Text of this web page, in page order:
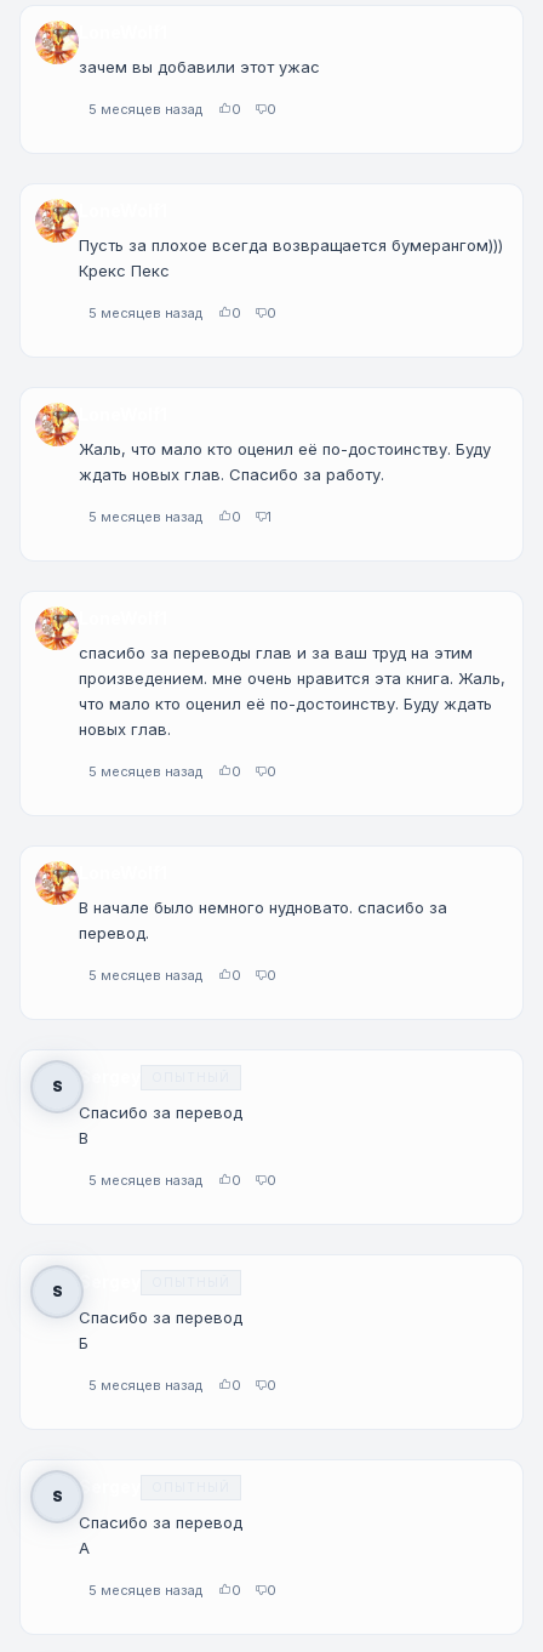
зачем вы добавили этот ужас
5 месяцев назад 0 0
Пусть за плохое всегда возвращается бумерангом)))
Крекс Пекс
5 месяцев назад 0 0
Жаль, что мало кто оценил её по-достоинству. Буду
ждать новых глав. Спасибо за работу.
5 месяцев назад 0 1
спасибо за переводы глав и за ваш труд на этим
произведением. мне очень нравится эта книга. Жаль,
что мало кто оценил её по-достоинству. Буду ждать
новых глав.
5 месяцев назад 0 0
В начале было немного нудновато. спасибо за
перевод.
5 месяцев назад 0 0
S Sergey
Спасибо за перевод
В
5 месяцев назад 0 0
S Sergey
Спасибо за перевод
Б
5 месяцев назад 0 0
S Sergey
Спасибо за перевод
А
5 месяцев назад 0 0